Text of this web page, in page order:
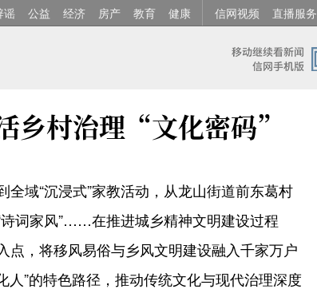
谣 公益 经济 房产 教育 健康 信网视频 直播服务
乡村治理“文化密码”
域“沉浸式”家教活动，从龙山街道前东葛村
诗词家风”……在推进城乡精神文明建设过程
点，将移风易俗与乡风文明建设融入千家万户
人”的特色路径，推动传统文化与现代治理深度